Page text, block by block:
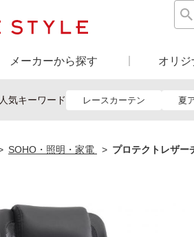
メーカーから探す オリジ
人気キーワード レースカーテン 夏
SOHO・照明・家電 プロテクトレザ